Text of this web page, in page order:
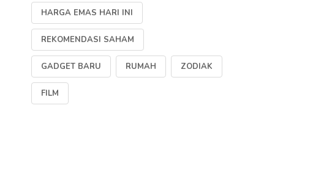
HARGA EMAS HARI INI
REKOMENDASI SAHAM
GADGET BARU RUMAH ZODIAK
FILM